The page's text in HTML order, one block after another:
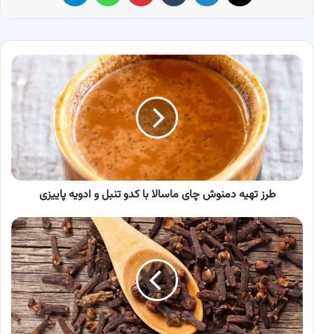
طرز
تهیه
دمنوش
کدو
تنبل
و
طرز تهیه دمنوش چای ماسالا با کدو تنبل و ادویه پاییزی
این
ادویه
شگفت
انگیز،
استخوان
سازی
می
کند!